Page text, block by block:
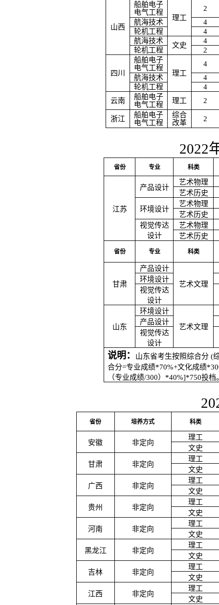
山西
船舶电子
电气工程
理工
2
航海技术
4
轮机工程
4
航海技术
文史
4
轮机工程
2
四川
船舶电子
电气工程
理工
4
航海技术
4
轮机工程
4
云南
船舶电子
电气工程
理工 2
浙江
船舶电子
电气工程
综合
改革
2
2022
省份 专业 科类
江苏
产品设计
艺术物理
艺术历史
环境设计
艺术物理
艺术历史
视觉传达
设计
艺术物理
艺术历史
省份 专业 科类
甘肃
产品设计
艺术文理
环境设计
视觉传达
设计
山东
环境设计
艺术文理
产品设计
视觉传达
设计
说明：
山东省考生按照综合分 (
合分=专业成绩*70%+文化成绩
（专业成绩/300）*40%]*750投档
省份 培养方式 科类
安徽 非定向
理工
文史
甘肃 非定向
理工
文史
广西 非定向
理工
文史
贵州 非定向
理工
文史
河南 非定向
理工
文史
黑龙江 非定向
理工
文史
吉林 非定向
理工
文史
江西 非定向
理工
文史